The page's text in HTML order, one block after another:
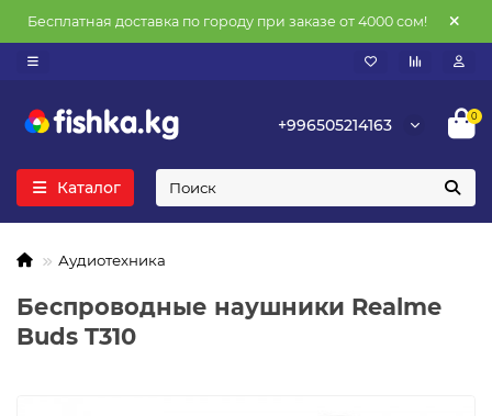
Бесплатная доставка по городу при заказе от 4000 сом!
+996505214163 0
Каталог
Аудиотехника
Беспроводные наушники Realme
Buds T310